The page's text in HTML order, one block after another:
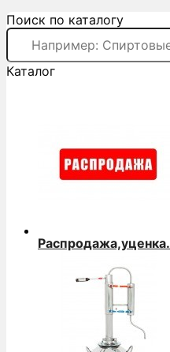
Поиск по каталогу
Каталог
Распродажа,уценка.